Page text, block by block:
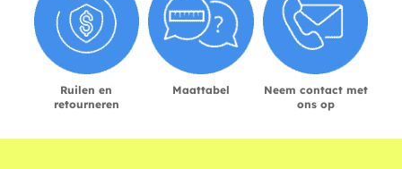
Ruilen en
retourneren
Maattabel
Neem contact met
ons op